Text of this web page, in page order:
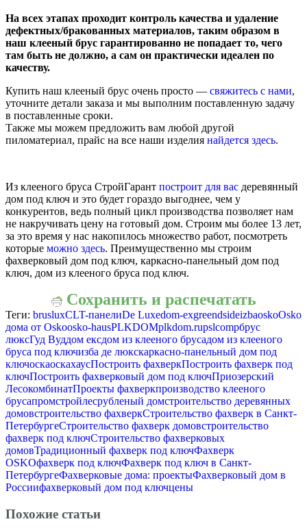
На всех этапах проходит контроль качества и удаление
дефектных/бракованных материалов, таким образом в
наш клееный брус гарантированно не попадает то, чего
там быть не должно, а сам он практически идеален по
качеству.
Купить наш клееный брус очень просто — свяжитесь с нами,
уточните детали заказа и мы выполним поставленную задачу
в поставленные сроки.
Также мы можем предложить вам любой другой
пиломатериал, прайс на все наши изделия найдется здесь.
Из клееного бруса СтройГарант построит для вас деревянный
дом под ключ и это будет гораздо выгоднее, чем у
конкурентов, ведь полный цикл производства позволяет нам
не накручивать цену на готовый дом. Строим мы более 13 лет,
за это время у нас накопилось множество работ, посмотреть
которые можно здесь. Преимущественно мы строим
фахверковый дом под ключ, каркасно-панельный дом под
ключ, дом из клееного бруса под ключ.
Сохранить и распечатать
Теги: brusluxCLT-панелиDe Luxedom-exgreendsideizbaoskoOsko
дома от Oskoosko-hausPLKDOMplkdom.rupslcompбрус
люксГуд Вуддом ексдом из клееного брусадом из клееного
бруса под ключизба де люкскаркасно-панельный дом под
ключоскаоскахаусПостроить фахверкПостроить фахверк под
ключПостроить фахверковый дом под ключПриозерский
ЛесокомбинатПроекты фахверкпроизводство клееного
брусапромстройлесрубленый домстроительство деревянных
домовстроительство фахверкСтроительство фахверк в Санкт-
ПетербургеСтроительство фахверк домовстроительство
фахверк под ключСтроительство фахверковых
домовТрадиционный фахверк под ключФахверк
OSKOфахверк под ключФахверк под ключ в Санкт-
ПетербургеФахверковые дома: проектыФахверковый дом в
Россиифахверковый дом под ключцены
Похожие статьи